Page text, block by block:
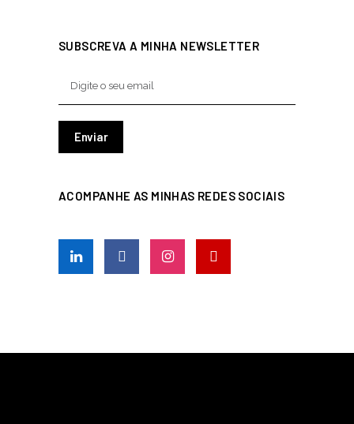
SUBSCREVA A MINHA NEWSLETTER
ACOMPANHE AS MINHAS REDES SOCIAIS